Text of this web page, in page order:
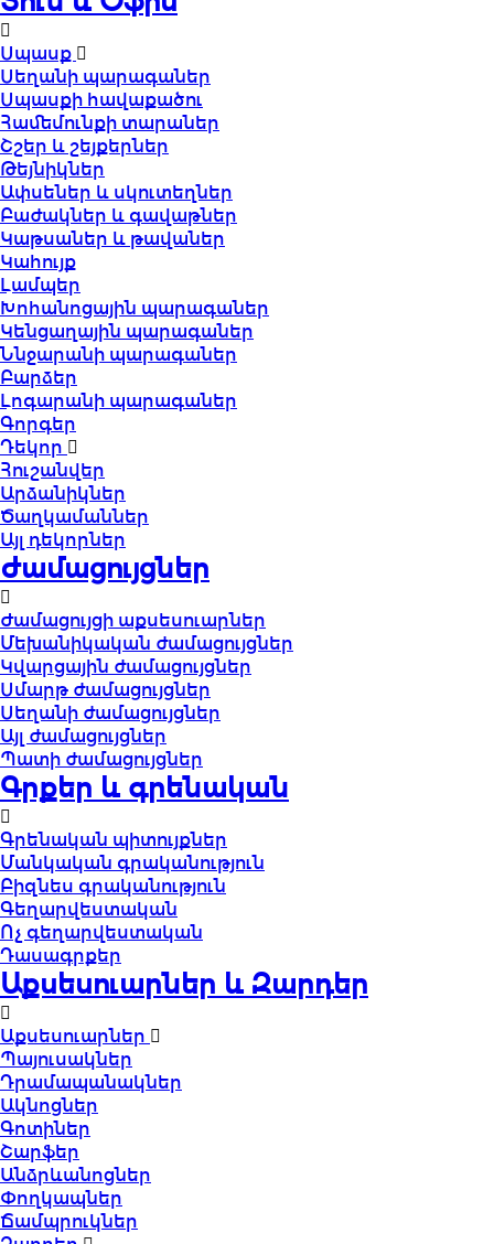
Սպասք
Սեղանի պարագաներ
Սպասքի հավաքածու
Համեմունքի տարաներ
Շշեր և շեյքերներ
Թեյնիկներ
Ափսեներ և սկուտեղներ
Բաժակներ և գավաթներ
Կաթսաներ և թավաներ
Կահույք
Լամպեր
Խոհանոցային պարագաներ
Կենցաղային պարագաներ
Ննջարանի պարագաներ
Բարձեր
Լոգարանի պարագաներ
Գորգեր
Դեկոր
Հուշանվեր
Արձանիկներ
Ծաղկամաններ
Այլ դեկորներ
Ժամացույցներ
Ժամացույցի աքսեսուարներ
Մեխանիկական ժամացույցներ
Կվարցային ժամացույցներ
Սմարթ ժամացույցներ
Սեղանի ժամացույցներ
Այլ ժամացույցներ
Պատի ժամացույցներ
Գրքեր և գրենական
Գրենական պիտույքներ
Մանկական գրականություն
Բիզնես գրականություն
Գեղարվեստական
Ոչ գեղարվեստական
Դասագրքեր
Աքսեսուարներ և Զարդեր
Աքսեսուարներ
Պայուսակներ
Դրամապանակներ
Ակնոցներ
Գոտիներ
Շարֆեր
Անձրևանոցներ
Փողկապներ
Ճամպրուկներ